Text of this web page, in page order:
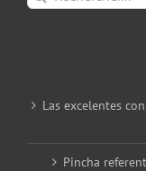
Las excelentes
Pincha